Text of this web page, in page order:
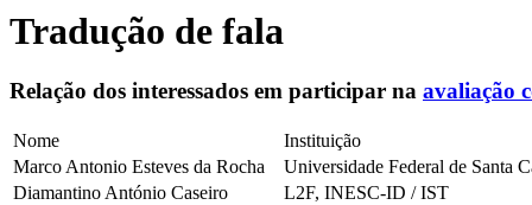
Tradução de fala
Relação dos interessados em participar na avaliação
Nome
Instituição
Marco Antonio Esteves da Rocha
Universidade Federal de Santa
Diamantino António Caseiro
L2F, INESC-ID / IST